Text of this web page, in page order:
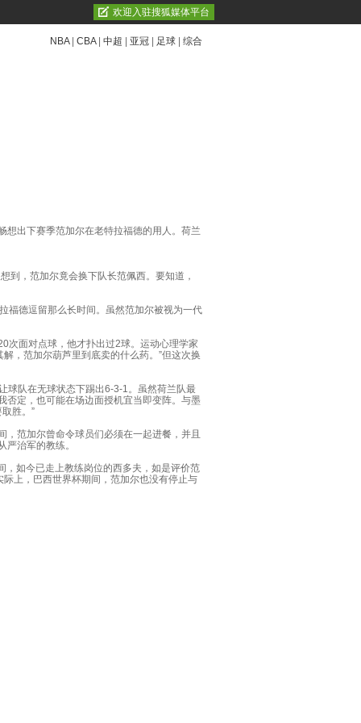
欢迎入驻搜狐媒体平台
NBA| CBA| 中超 亚冠 足球 综合
想出下赛季范加尔在老特拉福德的用人。荷兰
到，范加尔竟会换下队长范佩西。要知道，
德逗留那么长时间。虽然范加尔被视为一代
次面对点球，他才扑出过2球。运动心理学家
，范加尔葫芦里到底卖的什么药。”但这次换
球队在无球状态下踢出6-3-1。虽然荷兰队最
否定，也可能在场边面授机宜当即变阵。与墨
胜。”
范加尔曾命令球员们必须在一起进餐，并且
治军的教练。
如今已走上教练岗位的西多夫，如是评价范
上，巴西世界杯期间，范加尔也没有停止与